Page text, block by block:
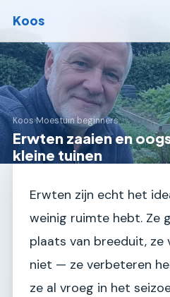
Koos
Koos›Moestuin beginners
Erwten zaaien en
kleine tuinen
Erwten zijn echt het
weinig ruimte hebt. Ze
plaats van breeduit, ze
niet — ze verbeteren
ze al vroeg in het